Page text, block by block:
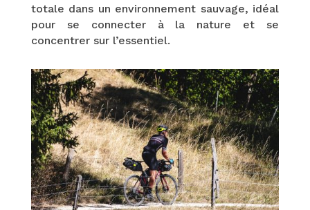
totale dans un environnement sauvage, idéal
pour se connecter à la nature et se
concentrer sur l’essentiel.